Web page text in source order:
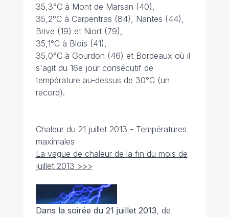
35,3°C à Mont de Marsan (40),
35,2°C à Carpentras (84), Nantes (44),
Brive (19) et Niort (79),
35,1°C à Blois (41),
35,0°C à Gourdon (46) et Bordeaux où il
s'agit du 16e jour consécutif de
température au-dessus de 30°C (un
record).
Chaleur du 21 juillet 2013 - Températures
maximales
La vague de chaleur de la fin du mois de
juillet 2013 >>>
Dans la soirée du 21 juillet 2013, de